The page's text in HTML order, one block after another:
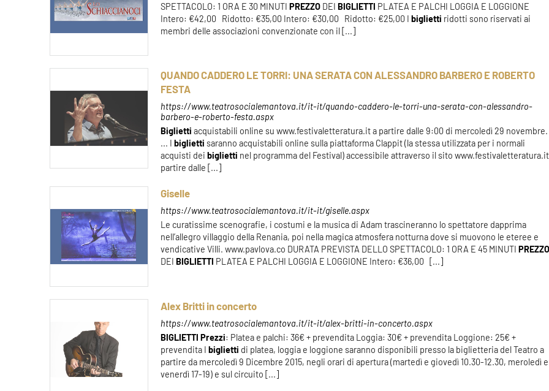
SPETTACOLO: 1 ORA E 30 MINUTIPREZZO DEIBIGLIETTI PLATEA E PALCHI LOGGIA E LOGGIONE
Intero: €42,00 Ridotto: €35,00 Intero: €30,00 Ridotto: €25,00 Ibiglietti ridotti sono riservati ai
membri delle associazioni convenzionate con il [...]
QUANDO CADDERO LE TORRI: UNA SERATA CON ALESSANDRO BARBERO E ROBERTO
FESTA
https://www.teatrosocialemantova.it/it-it/quando-caddero-le-torri-una-serata-con-alessandro-
barbero-e-roberto-festa.aspx
Biglietti acquistabili online su www.festivaletteratura.it a partire dalle 9:00 di mercoledì 29 novembre.
... Ibiglietti saranno acquistabili online sulla piattaforma Clappit (la stessa utilizzata per i normali
acquisti deibiglietti nel programma del Festival) accessibile attraverso il sito
partire dalle [...]
Giselle
https://www.teatrosocialemantova.it/it-it/giselle.aspx
Le curatissime scenografie, i costumi e la musica di Adam trascineranno lo spettatore dapprima
nell’allegro villaggio della Renania, poi nella magica atmosfera notturna dove si muovono le eteree e
vendicative Villi. www.pavlova.co DURATA PREVISTA DELLO SPETTACOLO: 1 ORA E 45 MINUTIPREZZO
DEIBIGLIETTI PLATEA E PALCHI LOGGIA E LOGGIONE Intero: €36,00 [...]
Alex Britti in concerto
https://www.teatrosocialemantova.it/it-it/alex-britti-in-concerto.aspx
BIGLIETTI Prezzi: Platea e palchi: 36€ + prevendita Loggia: 30€ + prevendita Loggione: 25€ +
prevendita Ibiglietti di platea, loggia e loggione saranno disponibili presso la biglietteria del Teatro a
partire da mercoledì 9 Dicembre 2015, negli orari di apertura (martedì e giovedì 10.30-12.30, meroledì e
venerdì 17-19) e sul circuito [...]